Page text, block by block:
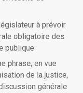
à prévoir
obligatoire des
publique
phrase, en vue
de la justice,
générale